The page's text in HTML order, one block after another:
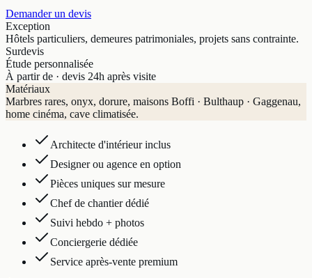
Demander un devis
Exception
Hôtels particuliers, demeures patrimoniales, projets sans contrainte.
Surdevis
Étude personnalisée
À partir de · devis 24h après visite
Matériaux
Marbres rares, onyx, dorure, maisons Boffi · Bulthaup · Gaggenau,
home cinéma, cave climatisée.
Architecte d'intérieur inclus
Designer ou agence en option
Pièces uniques sur mesure
Chef de chantier dédié
Suivi hebdo + photos
Conciergerie dédiée
Service après-vente premium